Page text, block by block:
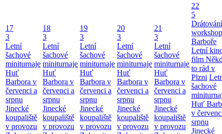
17
3
Letní
šachové
miniturnaje
Huť
Barbora v
červenci a
srpnu
Jinecké
koupaliště
v provozu
18
3
Letní
šachové
miniturnaje
Huť
Barbora v
červenci a
srpnu
Jinecké
koupaliště
v provozu
19
3
Letní
šachové
miniturnaje
Huť
Barbora v
červenci a
srpnu
Jinecké
koupaliště
v provozu
20
3
Letní
šachové
miniturnaje
Huť
Barbora v
červenci a
srpnu
Jinecké
koupaliště
v provozu
21
3
Letní
šachové
miniturnaje
Huť
Barbora v
červenci a
srpnu
Jinecké
koupaliště
v provozu
22
5
Barboře
Letní
film
to rád v
Plzni
šachové
Huť
v
srpnu
Jinecké